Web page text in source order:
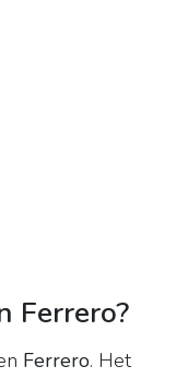
Ferrero?
Ferrero. Het